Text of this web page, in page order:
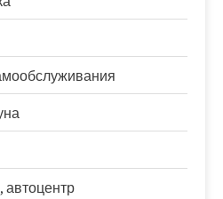
автоцентр